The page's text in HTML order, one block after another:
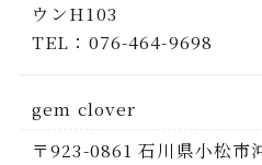
ウンH103
TEL：076-464-9698
gem clover
〒923-0861 石川県小松